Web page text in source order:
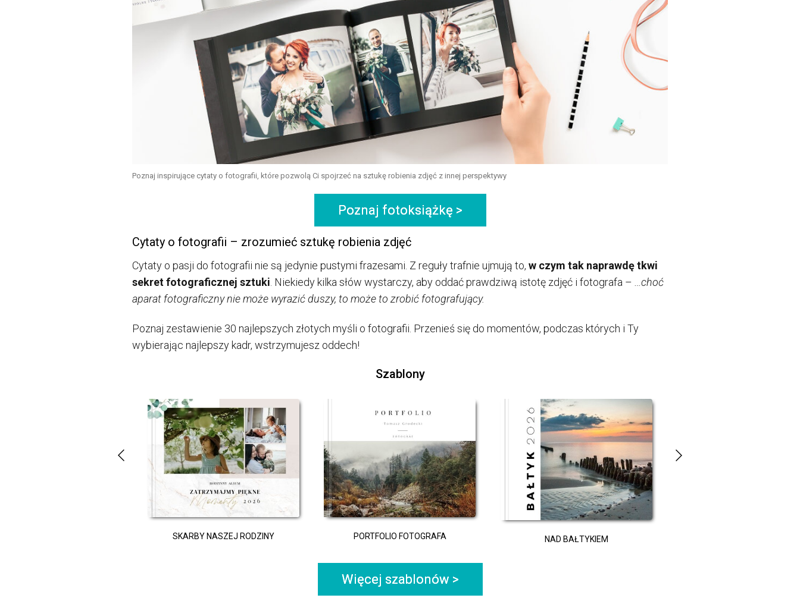
Poznaj inspirujące cytaty o fotografii, które pozwolą Ci spojrzeć na sztukę robienia zdjęć z innej perspektywy
Poznaj fotoksiążkę >
Cytaty o fotografii – zrozumieć sztukę robienia zdjęć
Cytaty o pasji do fotografii nie są jedynie pustymi frazesami. Z reguły trafnie ujmują to, w czym tak naprawdę tkwi
sekret fotograficznej sztuki. Niekiedy kilka słów wystarczy, aby oddać prawdziwą istotę zdjęć i fotografa – …choć
aparat fotograficzny nie może wyrazić duszy, to może to zrobić fotografujący.
Poznaj zestawienie 30 najlepszych złotych myśli o fotografii. Przenieś się do momentów, podczas których i Ty
wybierając najlepszy kadr, wstrzymujesz oddech!
Szablony
SKARBY NASZEJ RODZINY PORTFOLIO FOTOGRAFA NAD BAŁTYKIEM
Więcej szablonów >